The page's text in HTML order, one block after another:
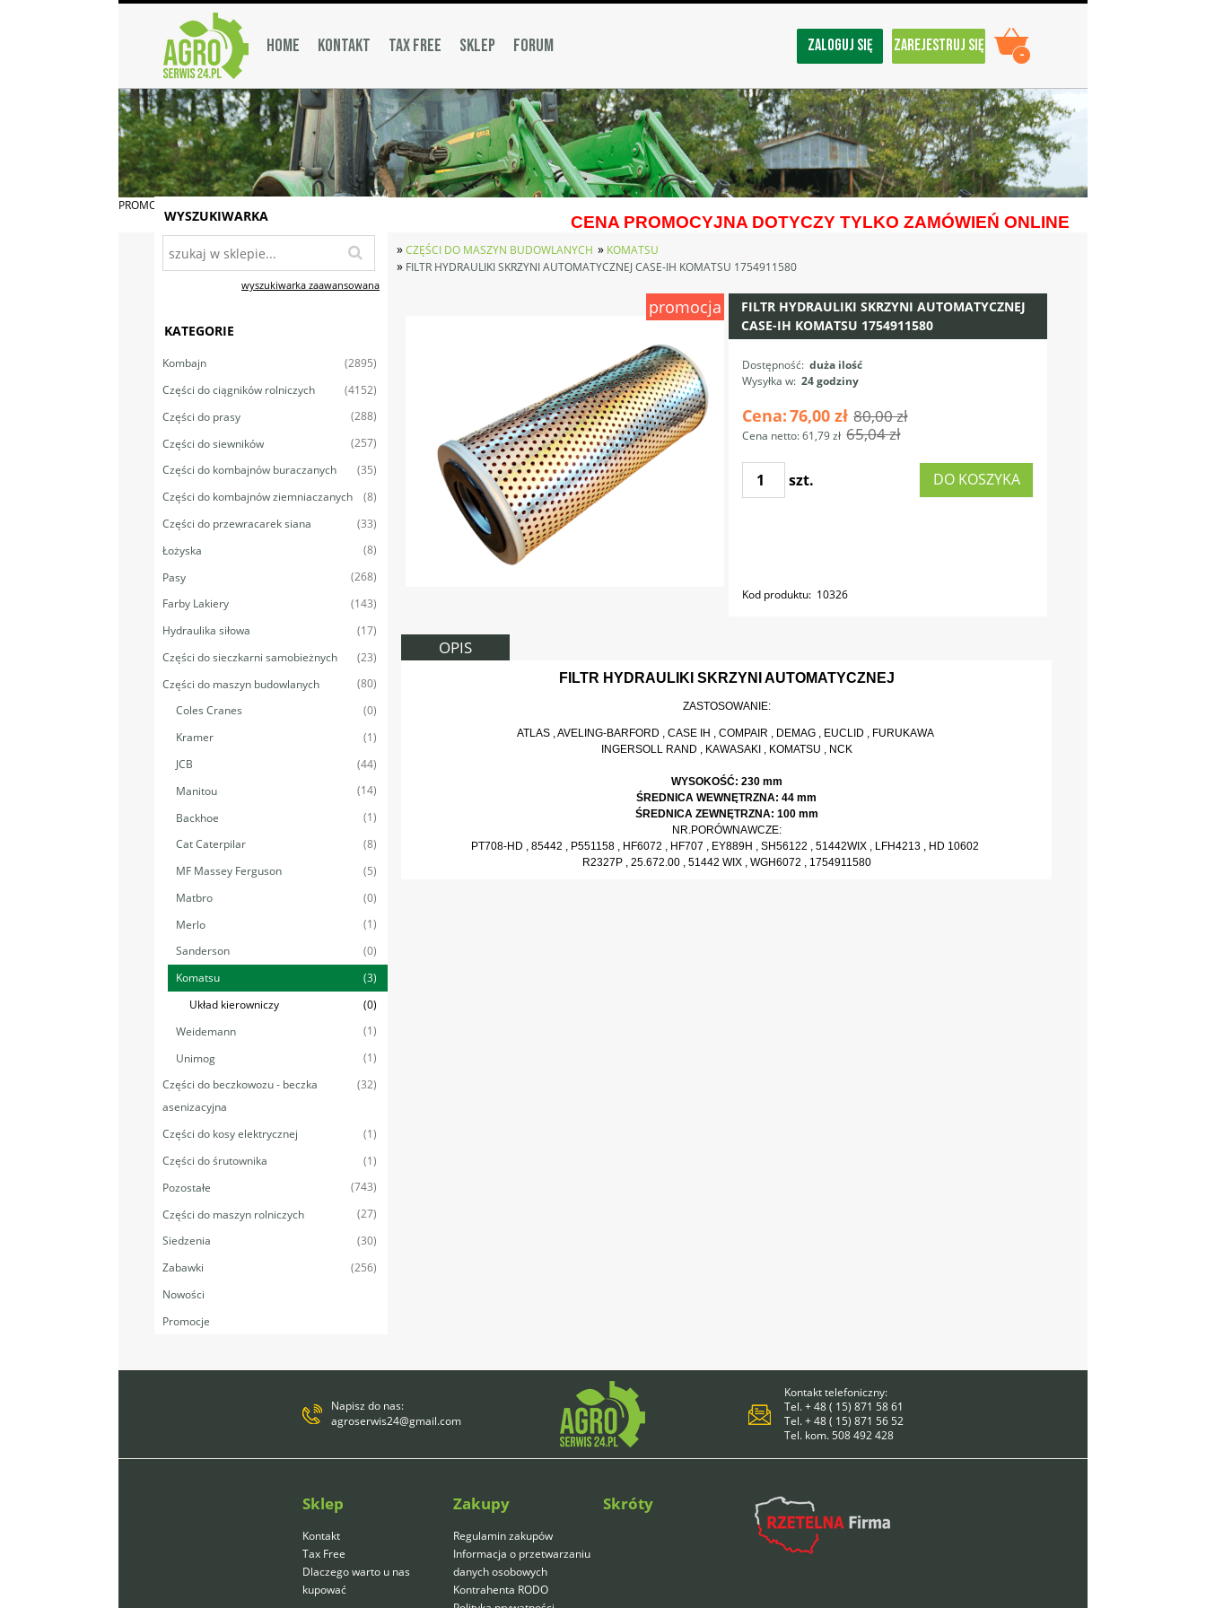
HOME KONTAKT TAX FREE SKLEP FORUM ZALOGUJ SIĘ ZAREJESTRUJ SIĘ
-
PROMOCJA
CENA PROMOCYJNA DOTYCZY TYLKO ZAMÓWIEŃ ONLINE
WYSZUKIWARKA
wyszukiwarka zaawansowana
KATEGORIE
Kombajn
(2895)
Części do ciągników rolniczych
(4152)
Części do prasy
(288)
Części do siewników
(257)
Części do kombajnów buraczanych
(35)
Części do kombajnów ziemniaczanych
(8)
Części do przewracarek siana
(33)
Łożyska
(8)
Pasy
(268)
Farby Lakiery
(143)
Hydraulika siłowa
(17)
Części do sieczkarni samobieżnych
(23)
Części do maszyn budowlanych
(80)
Coles Cranes
(0)
Kramer
(1)
JCB
(44)
Manitou
(14)
Backhoe
(1)
Cat Caterpilar
(8)
MF Massey Ferguson
(5)
Matbro
(0)
Merlo
(1)
Sanderson
(0)
Komatsu
(3)
Układ kierowniczy
(0)
Weidemann
(1)
Unimog
(1)
Części do beczkowozu - beczka
asenizacyjna
(32)
Części do kosy elektrycznej
(1)
Części do śrutownika
(1)
Pozostałe
(743)
Części do maszyn rolniczych
(27)
Siedzenia
(30)
Zabawki
(256)
Nowości
Promocje
»CZĘŚCI DO MASZYN BUDOWLANYCH » KOMATSU
» FILTR HYDRAULIKI SKRZYNI AUTOMATYCZNEJ CASE-IH KOMATSU 1754911580
promocja
FILTR HYDRAULIKI SKRZYNI AUTOMATYCZNEJ
CASE-IH KOMATSU 1754911580
Dostępność: duża ilość
Wysyłka w: 24 godziny
Cena:76,00 zł 80,00 zł
Cena netto:61,79 zł 65,04 zł
szt. DO KOSZYKA
Kod produktu: 10326
OPIS
FILTR HYDRAULIKI SKRZYNI AUTOMATYCZNEJ
ZASTOSOWANIE:
ATLAS , AVELING-BARFORD , CASE IH , COMPAIR , DEMAG , EUCLID , FURUKAWA
INGERSOLL RAND , KAWASAKI , KOMATSU , NCK
WYSOKOŚĆ: 230 mm
ŚREDNICA WEWNĘTRZNA: 44 mm
ŚREDNICA ZEWNĘTRZNA: 100 mm
NR.PORÓWNAWCZE:
PT708-HD , 85442 , P551158 , HF6072 , HF707 , EY889H , SH56122 , 51442WIX , LFH4213 , HD 10602
R2327P , 25.672.00 , 51442 WIX , WGH6072 , 1754911580
Napisz do nas:
agroserwis24@gmail.com
Kontakt telefoniczny:
Tel. + 48 ( 15) 871 58 61
Tel. + 48 ( 15) 871 56 52
Tel. kom. 508 492 428
Sklep
Kontakt
Tax Free
Dlaczego warto u nas
kupować
Zakupy
Regulamin zakupów
Informacja o przetwarzaniu
danych osobowych
Kontrahenta RODO
Skróty